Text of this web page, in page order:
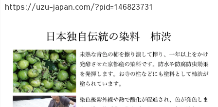
https://uzu-japan.com/?pid=146823731